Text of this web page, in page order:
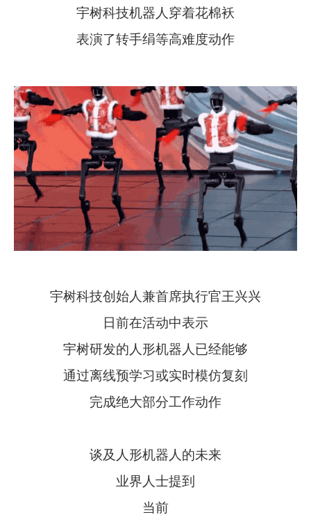
宇树科技机器人穿着花棉袄
表演了转手绢等高难度动作
宇树科技创始人兼首席执行官王兴兴
日前在活动中表示
宇树研发的人形机器人已经能够
通过离线预学习或实时模仿复刻
完成绝大部分工作动作
谈及人形机器人的未来
业界人士提到
当前